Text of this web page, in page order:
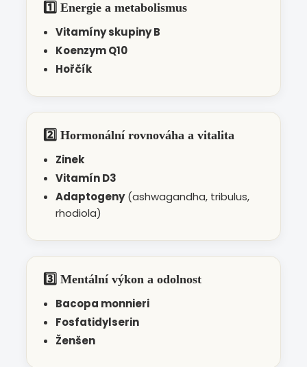
1️⃣ Energie a metabolismus
Vitamíny skupiny B
Koenzym Q10
Hořčík
2️⃣ Hormonální rovnováha a vitalita
Zinek
Vitamín D3
Adaptogeny(ashwagandha, tribulus,
rhodiola)
3️⃣ Mentální výkon a odolnost
Bacopa monnieri
Fosfatidylserin
Ženšen